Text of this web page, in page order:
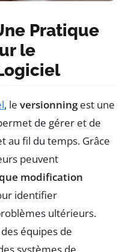
Pratique
le
, le versionningest une
de gérer et de
au fil du temps. Grâce
peuvent
modification
identifier
ultérieurs.
des équipes de